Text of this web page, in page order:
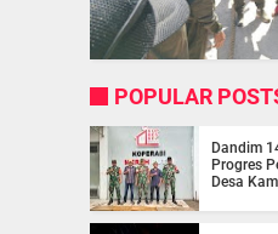
POPULAR
Dandim
Progres
Desa